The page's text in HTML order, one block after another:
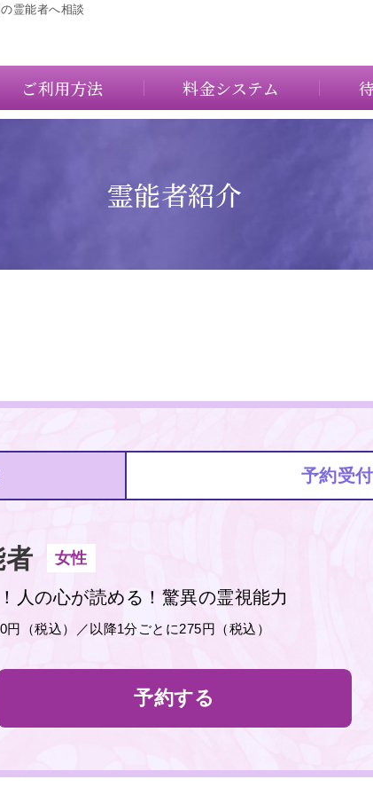
霊能者へ相談
ご利用方法 料金システム
霊能者紹介
予約受
者 女性
人の心が読める！驚異の霊視能力
円（税込）／以降1分ごとに275円（税込）
予約する